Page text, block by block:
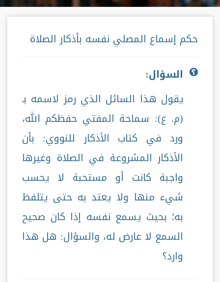
حكم إسماع المصلي نفسه بأذكار الصلاة
السؤال:
يقول هذا السائل الذي رمز لاسمه بـ
(م. ع): سماحة المفتي حفظكم الله،
ورد في كتاب الأذكار للنووي: بأن
الأذكار المشروعة في الصلاة وغيرها
واجبة كانت أو مستحبة لا يحسب
شيء منها ولا يعتد به حتى يتلفظ
به؛ بحيث يسمع نفسه إذا كان صحيح
السمع لا عارض له، والسؤال: هل هذا
وارد؟